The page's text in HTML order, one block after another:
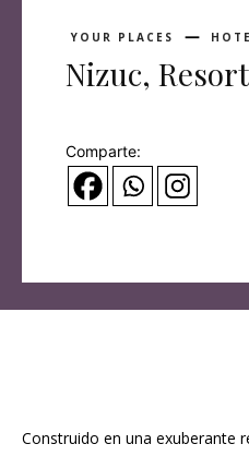
YOUR PLACES
Nizuc,
Comparte:
Construido en una exuberante